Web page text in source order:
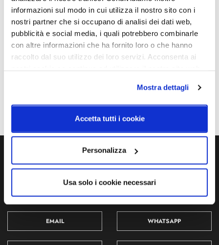
informazioni sul modo in cui utilizza il nostro sito con i
nostri partner che si occupano di analisi dei dati web,
pubblicità e social media, i quali potrebbero combinarle
con altre informazioni che ha fornito loro o che hanno
raccolto dal suo utilizzo dei loro servizi. Acconsenta ai
Mostra dettagli
Accetta tutti i cookie
Personalizza
Usa solo i cookie necessari
Caratteristiche
Cod.Art.
Stram Surface
Dimensioni
Ø 220mm - H 107mm
Sorgente luminosa
Potenza e attacco
1650/2275 / 3025Lm - CRI90
A++, A+, A
Ti servono maggiori informazioni?
Contattaci via Chat, via telefono allo + 39 039 9909099 oppure
EMAIL WHATSAPP